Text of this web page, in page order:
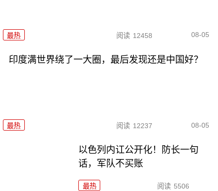
最热 阅读 12458 08-05
印度满世界绕了一大圈，最后发现还是中国好？
最热 阅读 12237 08-05
以色列内讧公开化！防长一句
话，军队不买账
最热 阅读 5506